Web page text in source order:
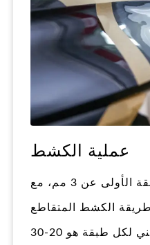
عملية الكشط
يجب ألا يزيد سمك الطبقة الأولى عن 3 مم، مع
الوقت الفاصل الزمني لكل طبقة هو 20-30